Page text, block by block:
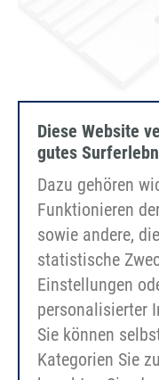
Diese Website
gutes
Dazu gehören
Funktionieren
sowie andere,
statistische
Einstellungen
personalisierter
Sie können
Kategorien Sie